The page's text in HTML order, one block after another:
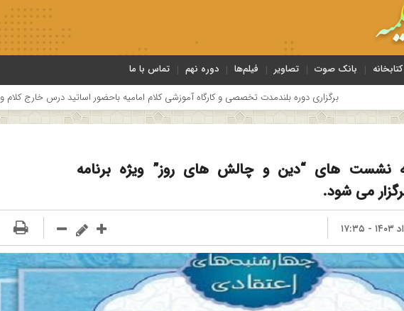
کتابخانه بانک صوت تصاویر فیلم‌ها دوره نهم تماس با ما
دوره بلندمدت تخصصی و کارگاه آموزشی کلام امامیه باحضور اساتید درس خارج کلام و اساتید حوزه و دانشگاه
نشست های “دین و چالش های روز” ویژه برنامه
می شود.